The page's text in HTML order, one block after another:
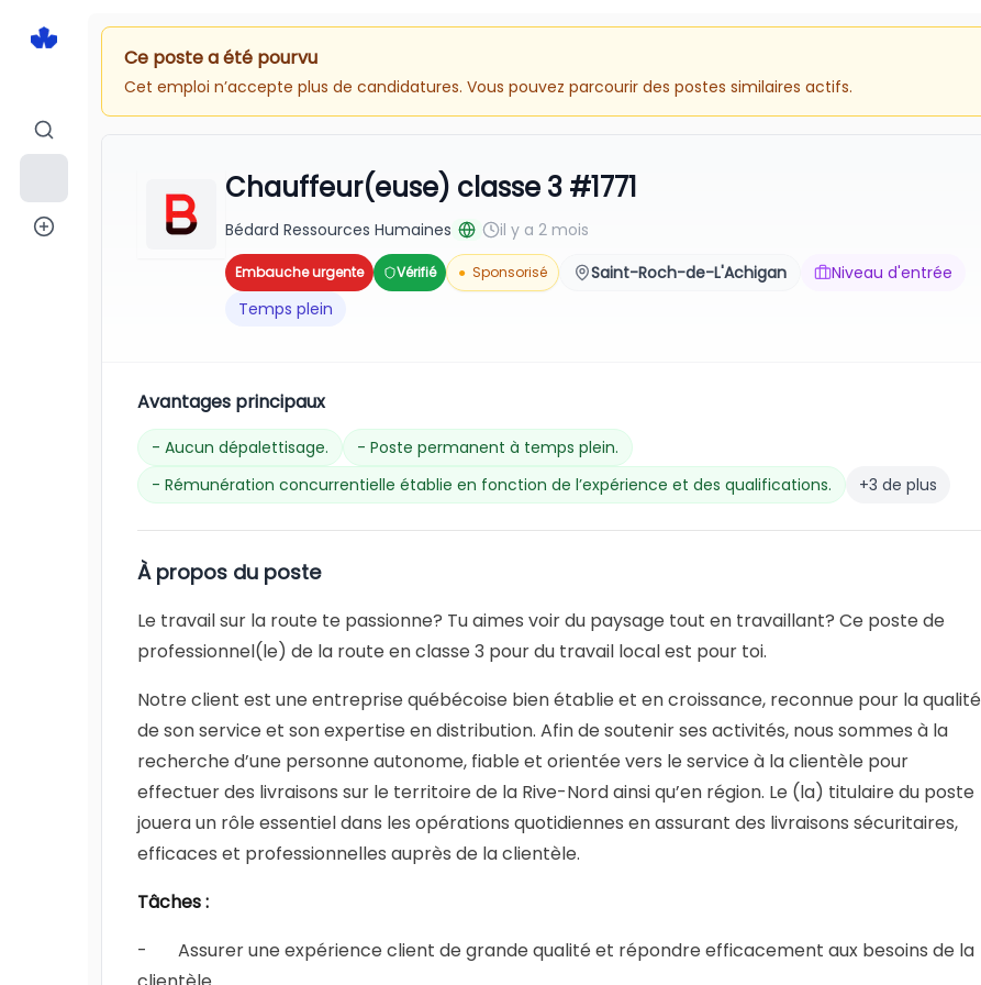
Ce poste a été pourvu
Cet emploi n’accepte plus de candidatures. Vous pouvez parcourir des postes similaires actifs.
Chauffeur(euse) classe 3 #1771
Bédard Ressources Humaines il y a 2 mois
Embauche urgente Vérifié ● Sponsorisé Saint-Roch-de-L'Achigan
Niveau d'entrée
Temps plein
Avantages principaux
- Aucun dépalettisage.
- Poste permanent à temps plein.
- Rémunération concurrentielle établie en fonction de l’expérience et des qualifications.
+3 de plus
À propos du poste
Le travail sur la route te passionne? Tu aimes voir du paysage tout en travaillant? Ce poste de
professionnel(le) de la route en classe 3 pour du travail local est pour toi.
Notre client est une entreprise québécoise bien établie et en croissance, reconnue pour la qualité
de son service et son expertise en distribution. Afin de soutenir ses activités, nous sommes à la
recherche d’une personne autonome, fiable et orientée vers le service à la clientèle pour
effectuer des livraisons sur le territoire de la Rive-Nord ainsi qu’en région. Le (la) titulaire du poste
jouera un rôle essentiel dans les opérations quotidiennes en assurant des livraisons sécuritaires,
efficaces et professionnelles auprès de la clientèle.
Tâches :
- Assurer une expérience client de grande qualité et répondre efficacement aux besoins de la